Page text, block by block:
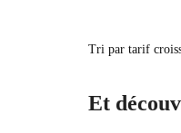
Et